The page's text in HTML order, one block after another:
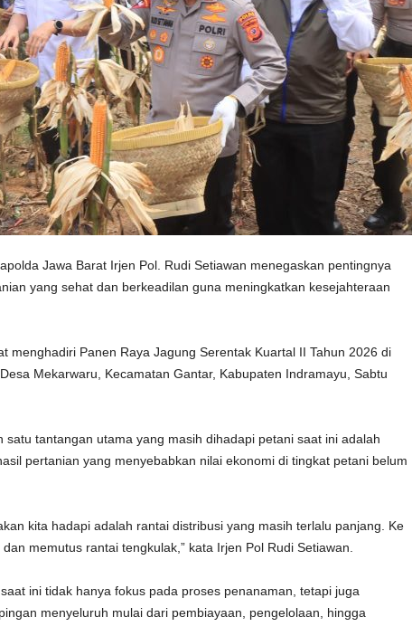
Jawa Barat Irjen Pol. Rudi Setiawan menegaskan pentingnya
yang sehat dan berkeadilan guna meningkatkan kesejahteraan
menghadiri Panen Raya Jagung Serentak Kuartal II Tahun 2026 di
Mekarwaru, Kecamatan Gantar, Kabupaten Indramayu, Sabtu
satu tantangan utama yang masih dihadapi petani saat ini adalah
pertanian yang menyebabkan nilai ekonomi di tingkat petani belum
kita hadapi adalah rantai distribusi yang masih terlalu panjang. Ke
memutus rantai tengkulak,” kata Irjen Pol Rudi Setiawan.
ini tidak hanya fokus pada proses penanaman, tetapi juga
menyeluruh mulai dari pembiayaan, pengelolaan, hingga